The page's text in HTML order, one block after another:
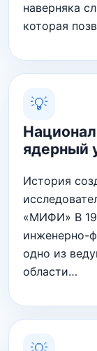
наверняка
которая
💡
ядерный
История
«МИФИ» В
инженерно-
одно из
области…